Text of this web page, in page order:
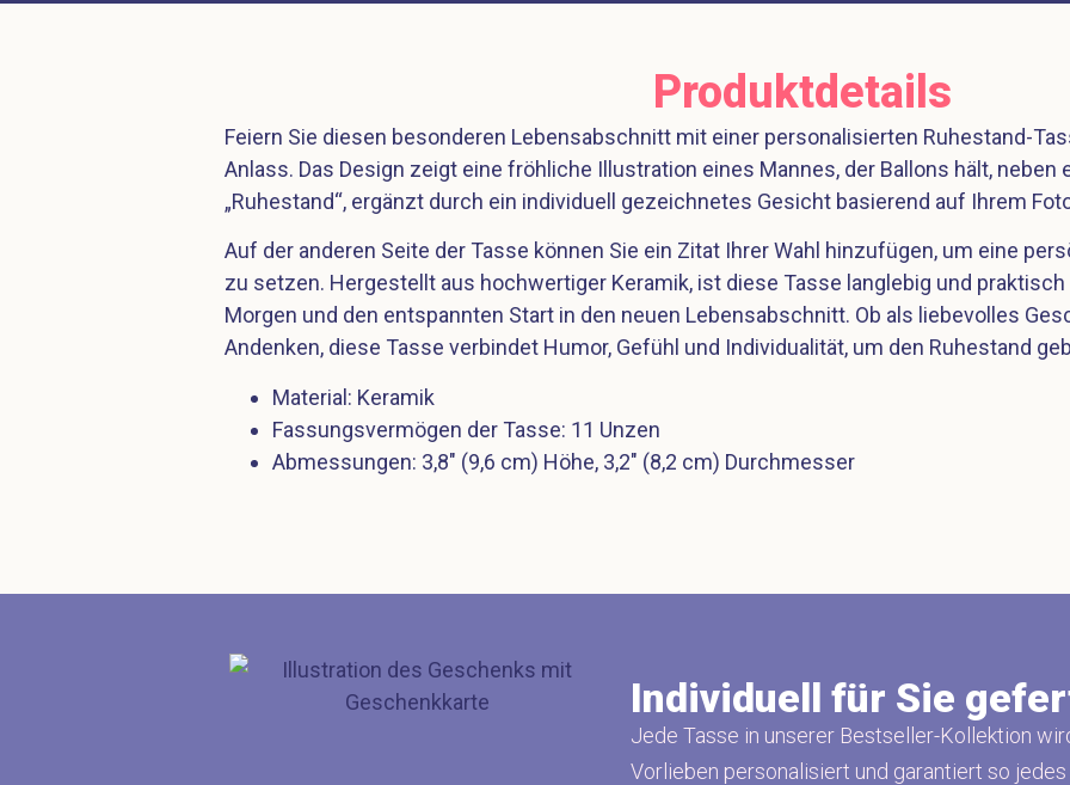
Produktdetails
Feiern Sie diesen besonderen Lebensabschnitt mit einer personalisierten Ruhestand-
Anlass. Das Design zeigt eine fröhliche Illustration eines Mannes, der Ballons hält,
„Ruhestand“, ergänzt durch ein individuell gezeichnetes Gesicht basierend auf Ihrem
Auf der anderen Seite der Tasse können Sie ein Zitat Ihrer Wahl hinzufügen, um eine
zu setzen. Hergestellt aus hochwertiger Keramik, ist diese Tasse langlebig und
Morgen und den entspannten Start in den neuen Lebensabschnitt. Ob als liebevolles
Andenken, diese Tasse verbindet Humor, Gefühl und Individualität, um den Ruhestand
Material: Keramik
Fassungsvermögen der Tasse: 11 Unzen
Abmessungen: 3,8″ (9,6 cm) Höhe, 3,2″ (8,2 cm) Durchmesser
Individuell für Sie
Jede Tasse in unserer Bestseller-Kollektion
Vorlieben personalisiert und garantiert so